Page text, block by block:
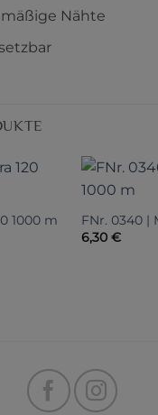
Nähte
1000 m
FNr. 0340 |
6,30 €